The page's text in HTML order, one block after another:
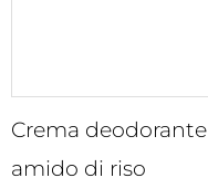
Crema
amido di riso